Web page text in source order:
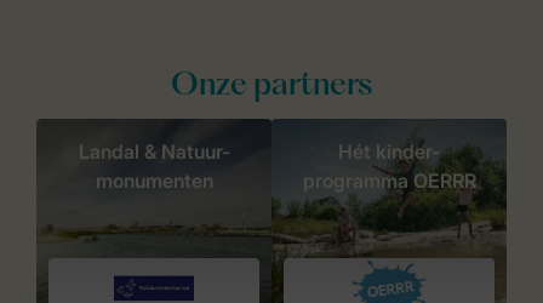
Onze partners
Landal & Natuur-
monumenten
Hét kinder-
programma OERRR